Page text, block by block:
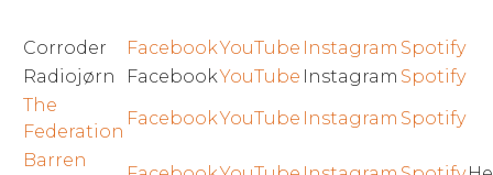
Corroder FacebookYouTube Instagram Spotify
Radiojørn
FacebookYouTube Instagram Spotify
The
Federation
FacebookYouTube Instagram Spotify
Barren